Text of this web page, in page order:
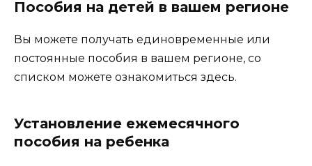
Пособия на детей в вашем регионе
Вы можете получать единовременные или
постоянные пособия в вашем регионе, со
списком можете ознакомиться здесь.
Установление ежемесячного
пособия на ребенка